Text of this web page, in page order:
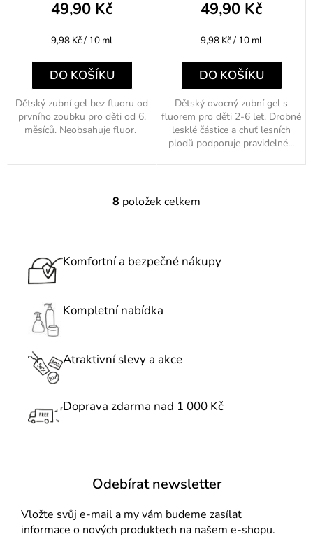
49,90 Kč
Měrná
9,98 Kč / 10 ml
DO KOŠÍKU
Dětský zubní gel bez fluoru od
prvního zoubku pro děti od 6.
měsíců. Neobsahuje fluor.
49,90 Kč
Měrná
9,98 Kč / 10 ml
DO KOŠÍKU
Dětský ovocný zubní gel s
fluorem pro děti 2-6 let. Drobné
lesklé částice a chuť lesních
plodů podporuje pravidelné...
O
á
c
r
y
i
s
u
8 položek celkem
Komfortní a bezpečné nákupy
Kompletní nabídka
Atraktivní slevy a akce
Doprava zdarma nad 1 000 Kč
Odebírat newsletter
Vložte svůj e-mail a my vám budeme zasílat
informace o nových produktech na našem e-shopu.